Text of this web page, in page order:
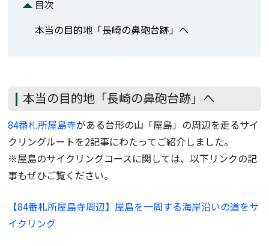
目次
本当の目的地「長崎の鼻砲台跡」へ
本当の目的地「長崎の鼻砲台跡」へ
84番札所屋島寺がある台形の山「屋島」の周辺を走るサイ
クリングルートを2記事にわたってご紹介しました。
※屋島のサイクリングコースに関しては、以下リンクの記
事もぜひご覧ください。
【84番札所屋島寺周辺】屋島を一周する海岸沿いの道をサ
イクリング